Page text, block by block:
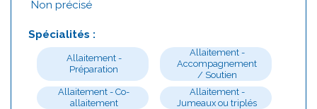
Non précisé
Spécialités :
Allaitement -
Préparation
Allaitement -
Accompagnement
/ Soutien
Allaitement - Co-
allaitement
Allaitement -
Jumeaux ou triplés